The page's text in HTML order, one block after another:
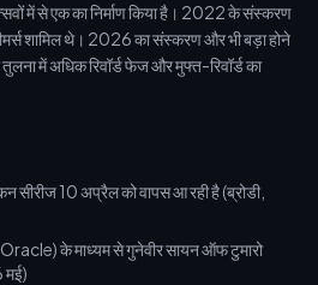
में से एक का निर्माण किया है। 2022 के संस्करण
शामिल थे। 2026 का संस्करण और भी बड़ा होने
तुलना में अधिक रिवॉर्ड फेज और मुफ्त-रिवॉर्ड का
सीरीज 10 अप्रैल को वापस आ रही है (ब्रोडी,
के माध्यम से गुनेवीर सायन ऑफ टुमारो
मई)